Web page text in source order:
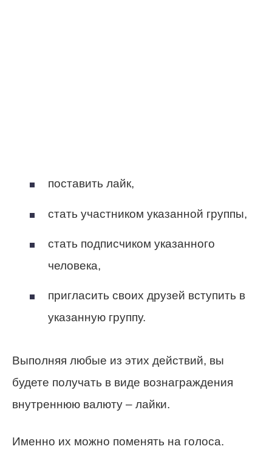
поставить лайк,
стать участником указанной группы,
стать подписчиком указанного
человека,
пригласить своих друзей вступить в
указанную группу.
Выполняя любые из этих действий, вы
будете получать в виде вознаграждения
внутреннюю валюту – лайки.
Именно их можно поменять на голоса.